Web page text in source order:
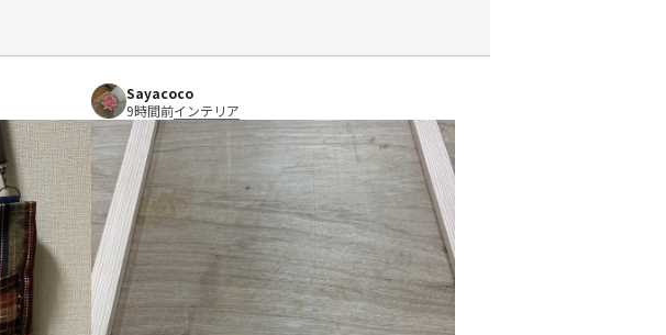
Sayacoco
9時間前インテリア